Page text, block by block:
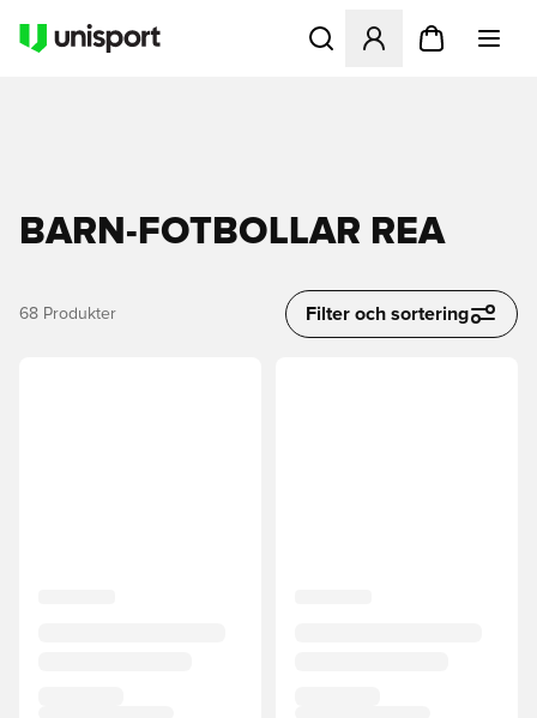
Öppnar en Modal för att
BARN-FOTBOLLAR REA
68 Produkter Filter och sortering